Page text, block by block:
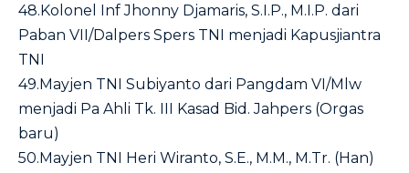
48.Kolonel Inf Jhonny Djamaris, S.I.P., M.I.P. dari
Paban VII/Dalpers Spers TNI menjadi Kapusjiantra
TNI
49.Mayjen TNI Subiyanto dari Pangdam VI/Mlw
menjadi Pa Ahli Tk. III Kasad Bid. Jahpers (Orgas
baru)
50.Mayjen TNI Heri Wiranto, S.E., M.M., M.Tr. (Han)